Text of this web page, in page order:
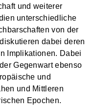
und weiterer
unterschiedliche
von der
dabei deren
Implikationen. Dabei
Gegenwart ebenso
und
und Mittleren
Epochen.